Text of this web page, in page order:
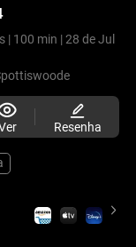
| 100 min | 28 de Jul
Resenha